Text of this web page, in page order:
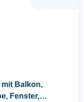
Balkon,
Fenster,